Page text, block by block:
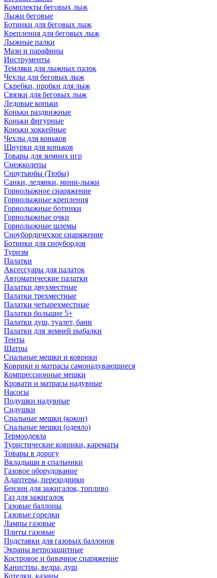
Комплекты беговых лыж
Лыжи беговые
Ботинки для беговых лыж
Крепления для беговых лыж
Лыжные палки
Мази и парафины
Инструменты
Темляки для лыжных палок
Чехлы для беговых лыж
Скребки, пробки для лыж
Связки для беговых лыж
Ледовые коньки
Коньки раздвижные
Коньки фигурные
Коньки хоккейные
Чехлы для коньков
Шнурки для коньков
Товары для зимних игр
Снежколепы
Сноутьюбы (Тюбы)
Санки, ледянки, мини-лыжи
Горнолыжное снаряжение
Горнолыжные крепления
Горнолыжные ботинки
Горнолыжные очки
Горнолыжные шлемы
Сноубордическое снаряжение
Ботинки для сноубордов
Туризм
Палатки
Аксессуары для палаток
Автоматические палатки
Палатки двухместные
Палатки трехместные
Палатки четырехместные
Палатки большие 5+
Палатки душ, туалет, бани
Палатки для зимней рыбалки
Тенты
Шатры
Спальные мешки и коврики
Коврики и матрасы самонадувающиеся
Компрессионные мешки
Кровати и матрасы надувные
Насосы
Подушки надувные
Сидушки
Спальные мешки (кокон)
Спальные мешки (одеяло)
Термоодеяла
Туристические коврики, карематы
Товары в дорогу
Вкладыши в спальники
Газовое оборудование
Адаптеры, переходники
Бензин для зажигалок, топливо
Газ для зажигалок
Газовые баллоны
Газовые горелки
Лампы газовые
Плиты газовые
Подставки для газовых баллонов
Экраны ветрозащитные
Костровое и бивачное снаряжение
Канистры, ведра, душ
Котелки, казаны